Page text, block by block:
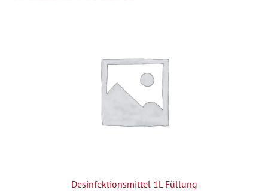
Desinfektionsmittel 1L Füllung